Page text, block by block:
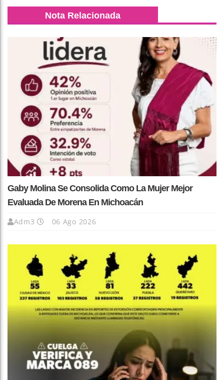
Nota Relacionada
Gaby Molina Se Consolida Como La Mujer Mejor
Evaluada De Morena En Michoacán
Adm3 06 Ago 2026